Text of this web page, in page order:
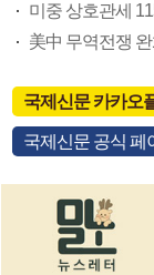
미중 상호관세
美中 무역전쟁
국제신문 카카오
국제신문 공식 페